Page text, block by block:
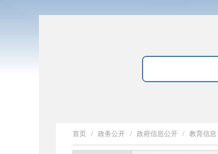
首页 / 政务公开 / 政府信息公开 / 教育信息